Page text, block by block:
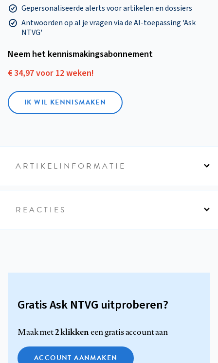
Gepersonaliseerde alerts voor artikelen en dossiers
Antwoorden op al je vragen via de AI-toepassing 'Ask
NTVG'
Neem het kennismakings­abonnement
€ 34,97 voor 12 weken!
IK WIL KENNISMAKEN
ARTIKELINFORMATIE
REACTIES
Gratis Ask NTVG uitproberen?
Maak met2 klikkeneen gratis account aan
ACCOUNT AANMAKEN